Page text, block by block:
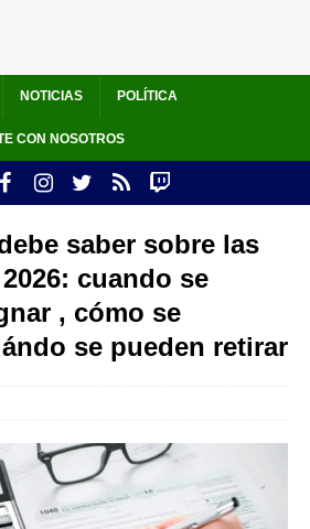
NOTICIAS POLÍTICA
CON NOSOTROS
saber sobre las
cuando se
, cómo se
se pueden retirar